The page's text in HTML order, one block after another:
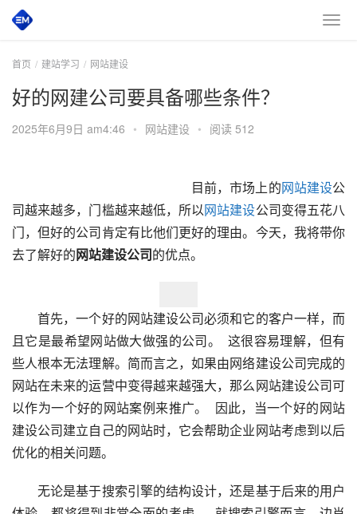
首页 建站学习 网站建设
好的网建公司要具备哪些条件？
2025年6月9日 am4:46 • 网站建设 • 阅读 512
目前，市场上的网站建设公
司越来越多，门槛越来越低，所以网站建设公司变得五花八
门，但好的公司肯定有比他们更好的理由。今天，我将带你
去了解好的网站建设公司的优点。
首先，一个好的网站建设公司必须和它的客户一样，而
且它是最希望网站做大做强的公司。  这很容易理解，但有
些人根本无法理解。简而言之，如果由网络建设公司完成的
网站在未来的运营中变得越来越强大，那么网站建设公司可
以作为一个好的网站案例来推广。  因此，当一个好的网站
建设公司建立自己的网站时，它会帮助企业网站考虑到以后
优化的相关问题。
无论是基于搜索引擎的结构设计，还是基于后来的用户